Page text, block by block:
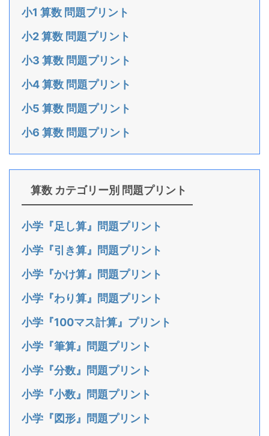
小1 算数 問題プリント
小2 算数 問題プリント
小3 算数 問題プリント
小4 算数 問題プリント
小5 算数 問題プリント
小6 算数 問題プリント
算数 カテゴリー別 問題プリント
小学『足し算』問題プリント
小学『引き算』問題プリント
小学『かけ算』問題プリント
小学『わり算』問題プリント
小学『100マス計算』プリント
小学『筆算』問題プリント
小学『分数』問題プリント
小学『小数』問題プリント
小学『図形』問題プリント